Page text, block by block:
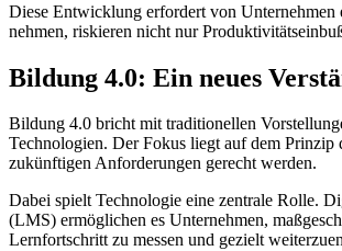
Diese Entwicklung erfordert von Unternehmen
nehmen, riskieren nicht nur
Bildung 4.0: Ein neues
Bildung 4.0 bricht mit traditionellen
Technologien. Der Fokus liegt auf dem Prinzip
zukünftigen Anforderungen gerecht werden.
Dabei spielt Technologie eine zentrale Rolle.
(LMS) ermöglichen es Unternehmen,
Lernfortschritt zu messen und gezielt